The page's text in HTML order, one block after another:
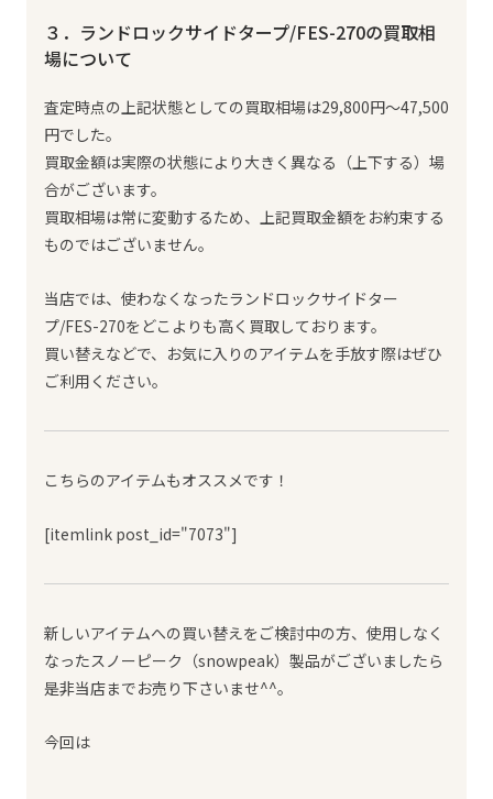
３．ランドロックサイドタープ/FES-270の買取相
場について
査定時点の上記状態としての買取相場は29,800円～47,500
円でした。
買取金額は実際の状態により大きく異なる（上下する）場
合がございます。
買取相場は常に変動するため、上記買取金額をお約束する
ものではございません。
当店では、使わなくなったランドロックサイドター
プ/FES-270をどこよりも高く買取しております。
買い替えなどで、お気に入りのアイテムを手放す際はぜひ
ご利用ください。
こちらのアイテムもオススメです！
[itemlink post_id="7073"]
新しいアイテムへの買い替えをご検討中の方、使用しなく
なったスノーピーク（snowpeak）製品がございましたら
是非当店までお売り下さいませ^^。
今回は